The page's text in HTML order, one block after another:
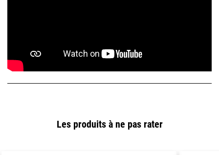
Les produits à ne pas rater